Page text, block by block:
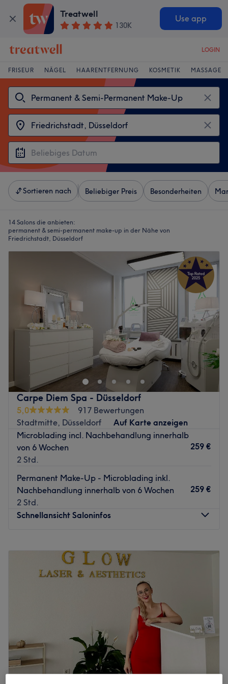
Treatwell
130K
Use app
LOGIN
FRISEUR NÄGEL HAARENTFERNUNG KOSMETIK MASSAGE
Sortieren nach Beliebiger Preis Besonderheiten
14 Salons die anbieten:
permanent & semi-permanent make-up in der Nähe von
Friedrichstadt, Düsseldorf
Carpe Diem Spa - Düsseldorf
5,0
917 Bewertungen
Stadtmitte, Düsseldorf
Auf Karte anzeigen
Microblading incl. Nachbehandlung innerhalb
von 6 Wochen
2 Std.
259 €
Permanent Make-Up - Microblading inkl.
Nachbehandlung innerhalb von 6 Wochen
2 Std.
259 €
Schnellansicht Saloninfos
Mittwoch
Donnerstag
10:00
Geschlossen
Das Carpe Diem Spa in der Düsseldorfer Stadtmitte
erstrahlt in neuem Glanz und mit neuen, modernen
Behandlungen. Genieße auch du den Augenblick und